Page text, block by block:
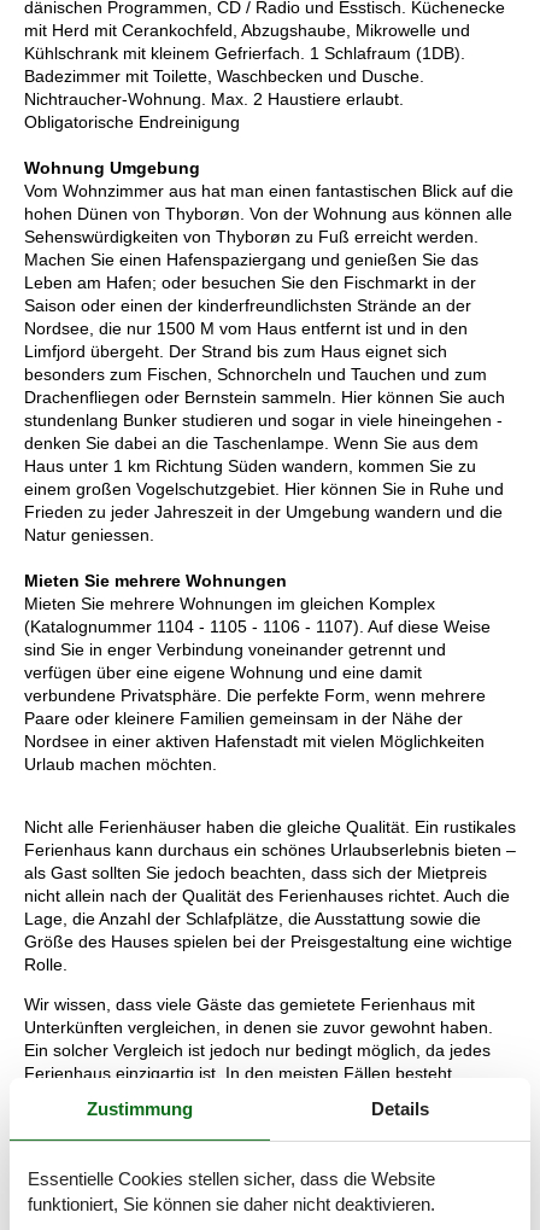
dänischen Programmen, CD / Radio und Esstisch. Küchenecke
mit Herd mit Cerankochfeld, Abzugshaube, Mikrowelle und
Kühlschrank mit kleinem Gefrierfach. 1 Schlafraum (1DB).
Badezimmer mit Toilette, Waschbecken und Dusche.
Nichtraucher-Wohnung. Max. 2 Haustiere erlaubt.
Obligatorische Endreinigung
Wohnung Umgebung
Vom Wohnzimmer aus hat man einen fantastischen Blick auf die
hohen Dünen von Thyborøn. Von der Wohnung aus können alle
Sehenswürdigkeiten von Thyborøn zu Fuß erreicht werden.
Machen Sie einen Hafenspaziergang und genießen Sie das
Leben am Hafen; oder besuchen Sie den Fischmarkt in der
Saison oder einen der kinderfreundlichsten Strände an der
Nordsee, die nur 1500 M vom Haus entfernt ist und in den
Limfjord übergeht. Der Strand bis zum Haus eignet sich
besonders zum Fischen, Schnorcheln und Tauchen und zum
Drachenfliegen oder Bernstein sammeln. Hier können Sie auch
stundenlang Bunker studieren und sogar in viele hineingehen -
denken Sie dabei an die Taschenlampe. Wenn Sie aus dem
Haus unter 1 km Richtung Süden wandern, kommen Sie zu
einem großen Vogelschutzgebiet. Hier können Sie in Ruhe und
Frieden zu jeder Jahreszeit in der Umgebung wandern und die
Natur geniessen.
Mieten Sie mehrere Wohnungen
Mieten Sie mehrere Wohnungen im gleichen Komplex
(Katalognummer 1104 - 1105 - 1106 - 1107). Auf diese Weise
sind Sie in enger Verbindung voneinander getrennt und
verfügen über eine eigene Wohnung und eine damit
verbundene Privatsphäre. Die perfekte Form, wenn mehrere
Paare oder kleinere Familien gemeinsam in der Nähe der
Nordsee in einer aktiven Hafenstadt mit vielen Möglichkeiten
Urlaub machen möchten.
Nicht alle Ferienhäuser haben die gleiche Qualität. Ein rustikales
Ferienhaus kann durchaus ein schönes Urlaubserlebnis bieten –
als Gast sollten Sie jedoch beachten, dass sich der Mietpreis
nicht allein nach der Qualität des Ferienhauses richtet. Auch die
Lage, die Anzahl der Schlafplätze, die Ausstattung sowie die
Größe des Hauses spielen bei der Preisgestaltung eine wichtige
Rolle.
Wir wissen, dass viele Gäste das gemietete Ferienhaus mit
Unterkünften vergleichen, in denen sie zuvor gewohnt haben.
Ein solcher Vergleich ist jedoch nur bedingt möglich, da jedes
Ferienhaus einzigartig ist. In den meisten Fällen besteht
Qualität.
beste Wahl.
Zustimmung Details
Essentielle Cookies stellen sicher, dass die Website
funktioniert, Sie können sie daher nicht deaktivieren.